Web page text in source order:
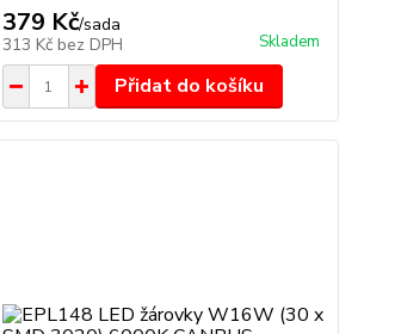
379 Kč/sada
313 Kč bez DPH Skladem
Přidat do košíku